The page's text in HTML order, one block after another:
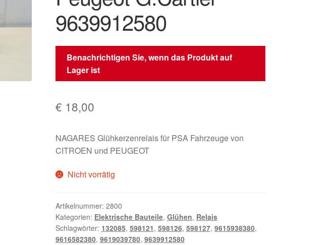
9639912580
Benachrichtigen Sie, wenn das Produkt auf
Lager ist
€ 18,00
NAGARES Glühkerzenrelais für PSA Fahrzeuge von
CITROEN und PEUGEOT
Nicht vorrätig
Artikelnummer: 2800
Kategorien: Elektrische Bauteile, Glühen, Relais
Schlagwörter: 132085, 598121, 598126, 598127, 9615938380,
9616582380, 9619039780, 9639912580